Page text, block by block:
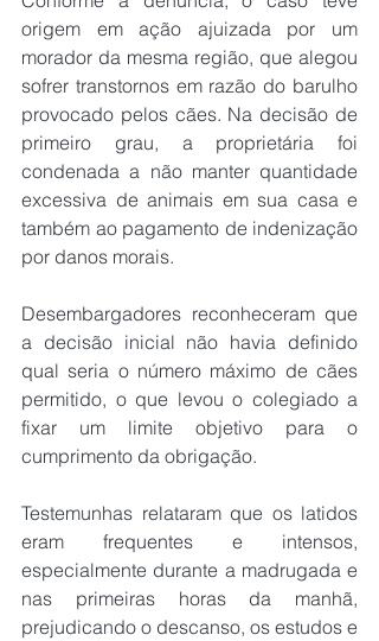
origem em ação ajuizada por um
morador da mesma região, que alegou
sofrer transtornos em razão do barulho
provocado pelos cães. Na decisão de
primeiro grau, a proprietária foi
condenada a não manter quantidade
excessiva de animais em sua casa e
também ao pagamento de indenização
por danos morais.
Desembargadores reconheceram que
a decisão inicial não havia definido
qual seria o número máximo de cães
permitido, o que levou o colegiado a
fixar um limite objetivo para o
cumprimento da obrigação.
Testemunhas relataram que os latidos
eram frequentes e intensos,
especialmente durante a madrugada e
nas primeiras horas da manhã,
prejudicando o descanso, os estudos e